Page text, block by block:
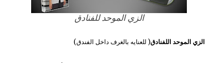
الزي الموحد للفنادق
الزي الموحد اللفنادق( للعنايه بالغرف داخل الفندق)